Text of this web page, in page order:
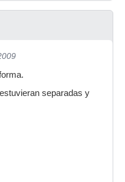
separadas y